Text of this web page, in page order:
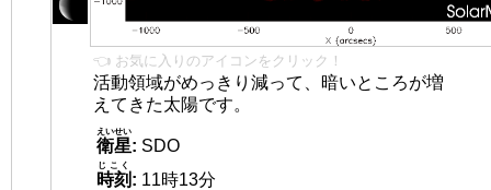
👈 お気に入りのアイコンをクリック！
活動領域がめっきり減って、暗いところが増
えてきた太陽です。
衛星
えいせい
: SDO
時刻
じこく
: 11時13分